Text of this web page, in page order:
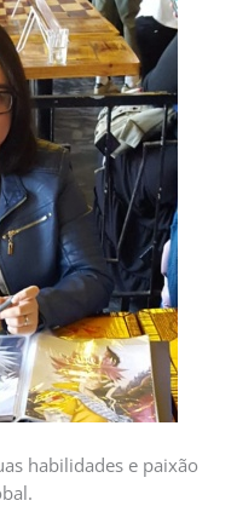
habilidades e paixão